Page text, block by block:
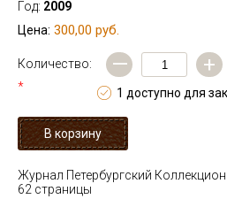
Год: 2009
Цена: 300,00 руб.
Количество:
*
— +
1 доступно для
Журнал Петербургский
62 страницы